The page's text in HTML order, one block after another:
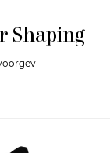
Shaping